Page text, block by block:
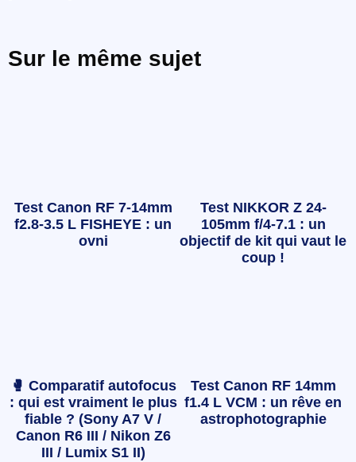
Sur le même sujet
Test Canon RF 7-14mm
f2.8-3.5 L FISHEYE : un
ovni
Test NIKKOR Z 24-
105mm f/4-7.1 : un
objectif de kit qui vaut le
coup !
🥊 Comparatif autofocus
: qui est vraiment le plus
fiable ? (Sony A7 V /
Canon R6 III / Nikon Z6
III / Lumix S1 II)
Test Canon RF 14mm
f1.4 L VCM : un rêve en
astrophotographie